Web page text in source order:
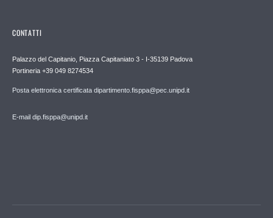
CONTATTI
Palazzo del Capitanio, Piazza Capitaniato 3 - I-35139 Padova
Portineria +39 049 8274534
Posta elettronica certificata dipartimento.fisppa@pec.unipd.it
E-mail dip.fisppa@unipd.it